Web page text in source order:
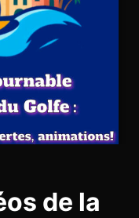
de la